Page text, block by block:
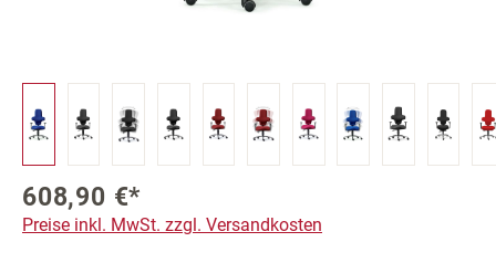
608,90 €*
Preise inkl. MwSt. zzgl. Versandkosten